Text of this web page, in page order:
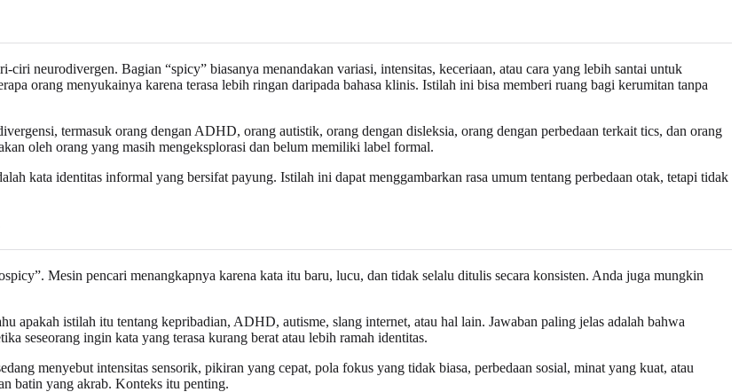
neurodivergen. Bagian “spicy” biasanya menandakan variasi, intensitas, keceriaan, atau cara yang lebih santai untuk
orang menyukainya karena terasa lebih ringan daripada bahasa klinis. Istilah ini bisa memberi ruang bagi kerumitan tanpa
termasuk orang dengan ADHD, orang autistik, orang dengan disleksia, orang dengan perbedaan terkait tics, dan orang
oleh orang yang masih mengeksplorasi dan belum memiliki label formal.
kata identitas informal yang bersifat payung. Istilah ini dapat menggambarkan rasa umum tentang perbedaan otak, tetapi tidak
Mesin pencari menangkapnya karena kata itu baru, lucu, dan tidak selalu ditulis secara konsisten. Anda juga mungkin
apakah istilah itu tentang kepribadian, ADHD, autisme, slang internet, atau hal lain. Jawaban paling jelas adalah bahwa
seseorang ingin kata yang terasa kurang berat atau lebih ramah identitas.
menyebut intensitas sensorik, pikiran yang cepat, pola fokus yang tidak biasa, perbedaan sosial, minat yang kuat, atau
batin yang akrab. Konteks itu penting.